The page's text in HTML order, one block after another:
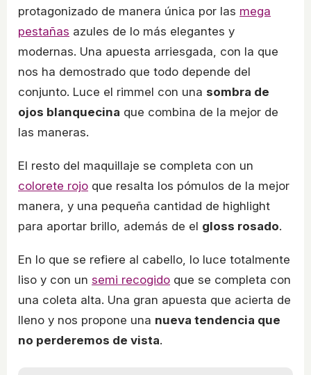
protagonizado de manera única por las mega
pestañas azules de lo más elegantes y
modernas. Una apuesta arriesgada, con la que
nos ha demostrado que todo depende del
conjunto. Luce el rimmel con una sombra de
ojos blanquecina que combina de la mejor de
las maneras.
El resto del maquillaje se completa con un
colorete rojo que resalta los pómulos de la mejor
manera, y una pequeña cantidad de highlight
para aportar brillo, además de el gloss rosado.
En lo que se refiere al cabello, lo luce totalmente
liso y con un semi recogido que se completa con
una coleta alta. Una gran apuesta que acierta de
lleno y nos propone una nueva tendencia que
no perderemos de vista.